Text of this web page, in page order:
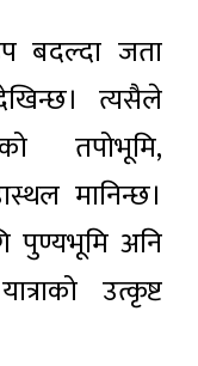
बदल्दा जता
त्यसैले
तपोभूमि,
मानिन्छ।
पुण्यभूमि अनि
उत्कृष्ट